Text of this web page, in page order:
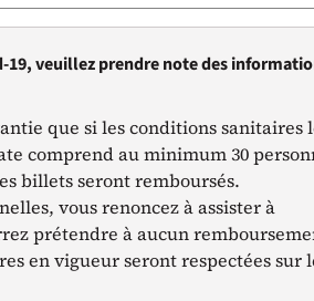
19, veuillez prendre note des
que si les conditions sanitaires
comprend au minimum 30
billets seront remboursés.
vous renoncez à assister à
prétendre à aucun
en vigueur seront respectées sur